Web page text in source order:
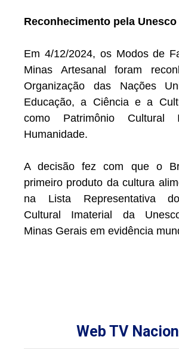
Reconhecimento pela Unesco
Em 4/12/2024, os Modos de
Minas Artesanal foram
Organização das Nações
Educação, a Ciência e a
como Patrimônio Cultural
Humanidade.
A decisão fez com que o
primeiro produto da cultura
na Lista Representativa
Cultural Imaterial da
Minas Gerais em evidência
Web TV